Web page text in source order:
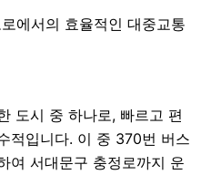
에서의 효율적인 대중교통
도시 중 하나로, 빠르고 편
적입니다. 이 중 370번 버스
여 서대문구 충정로까지 운